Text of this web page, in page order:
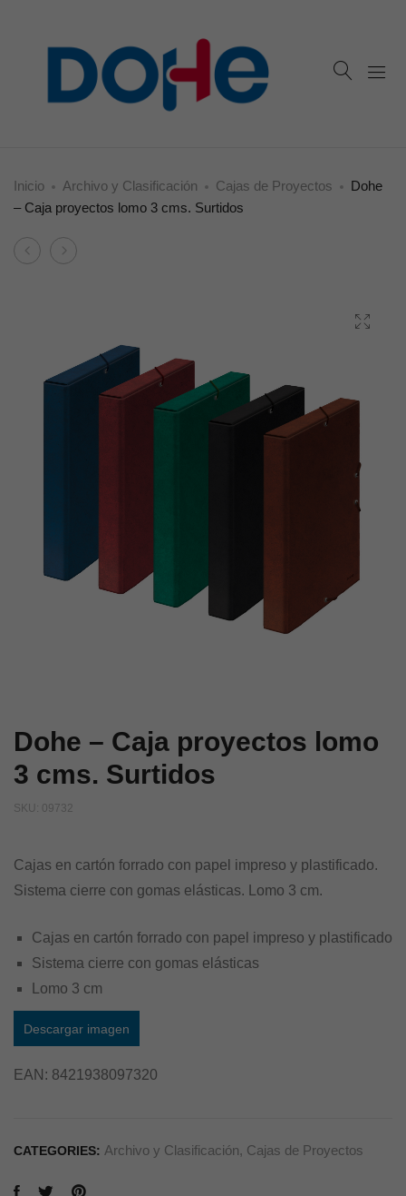
Inicio Archivo y Clasificación Cajas de Proyectos
Dohe
– Caja proyectos lomo 3 cms. Surtidos
Product
Dohe
9
Dohe
lomo
5
Dohe – Caja proyectos lomo
3 cms. Surtidos
SKU: 09732
Cajas en cartón forrado con papel impreso y plastificado.
Sistema cierre con gomas elásticas. Lomo 3 cm.
Cajas en cartón forrado con papel impreso y plastificado
Sistema cierre con gomas elásticas
Lomo 3 cm
Descargar imagen
EAN: 8421938097320
CATEGORIES: Archivo y Clasificación, Cajas de Proyectos